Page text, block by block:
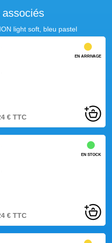
light soft, bleu pastel
EN ARRIVAGE
€TTC
EN STOCK
€TTC